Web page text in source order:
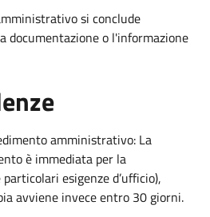
si conclude
documentazione o l'informazione
amministrativo: La
è immediata per la
esigenze d’ufficio),
avviene invece entro 30 giorni.